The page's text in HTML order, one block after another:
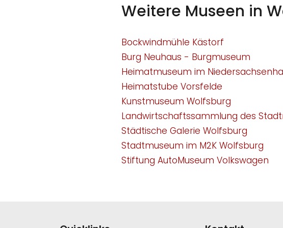
Weitere Museen in
Bockwindmühle Kästorf
Burg Neuhaus - Burgmuseum
Heimatmuseum im
Heimatstube Vorsfelde
Kunstmuseum Wolfsburg
Landwirtschaftssammlung des
Städtische Galerie Wolfsburg
Stadtmuseum im M2K Wolfsburg
Stiftung AutoMuseum Volkswagen